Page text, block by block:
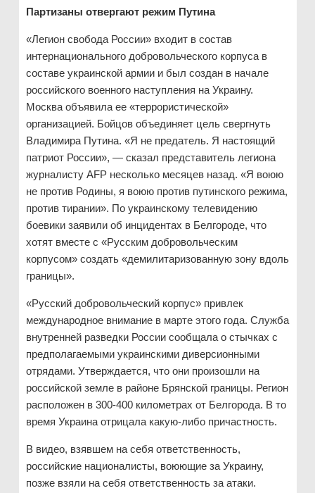
Партизаны отвергают режим Путина
«Легион свобода России» входит в состав
интернационального добровольческого корпуса в
составе украинской армии и был создан в начале
российского военного наступления на Украину.
Москва объявила ее «террористической»
организацией. Бойцов объединяет цель свергнуть
Владимира Путина. «Я не предатель. Я настоящий
патриот России», — сказал представитель легиона
журналисту AFP несколько месяцев назад. «Я воюю
не против Родины, я воюю против путинского режима,
против тирании». По украинскому телевидению
боевики заявили об инцидентах в Белгороде, что
хотят вместе с «Русским добровольческим
корпусом» создать «демилитаризованную зону вдоль
границы».
«Русский добровольческий корпус» привлек
международное внимание в марте этого года. Служба
внутренней разведки России сообщала о стычках с
предполагаемыми украинскими диверсионными
отрядами. Утверждается, что они произошли на
российской земле в районе Брянской границы. Регион
расположен в 300-400 километрах от Белгорода. В то
время Украина отрицала какую-либо причастность.
В видео, взявшем на себя ответственность,
российские националисты, воюющие за Украину,
позже взяли на себя ответственность за атаки.